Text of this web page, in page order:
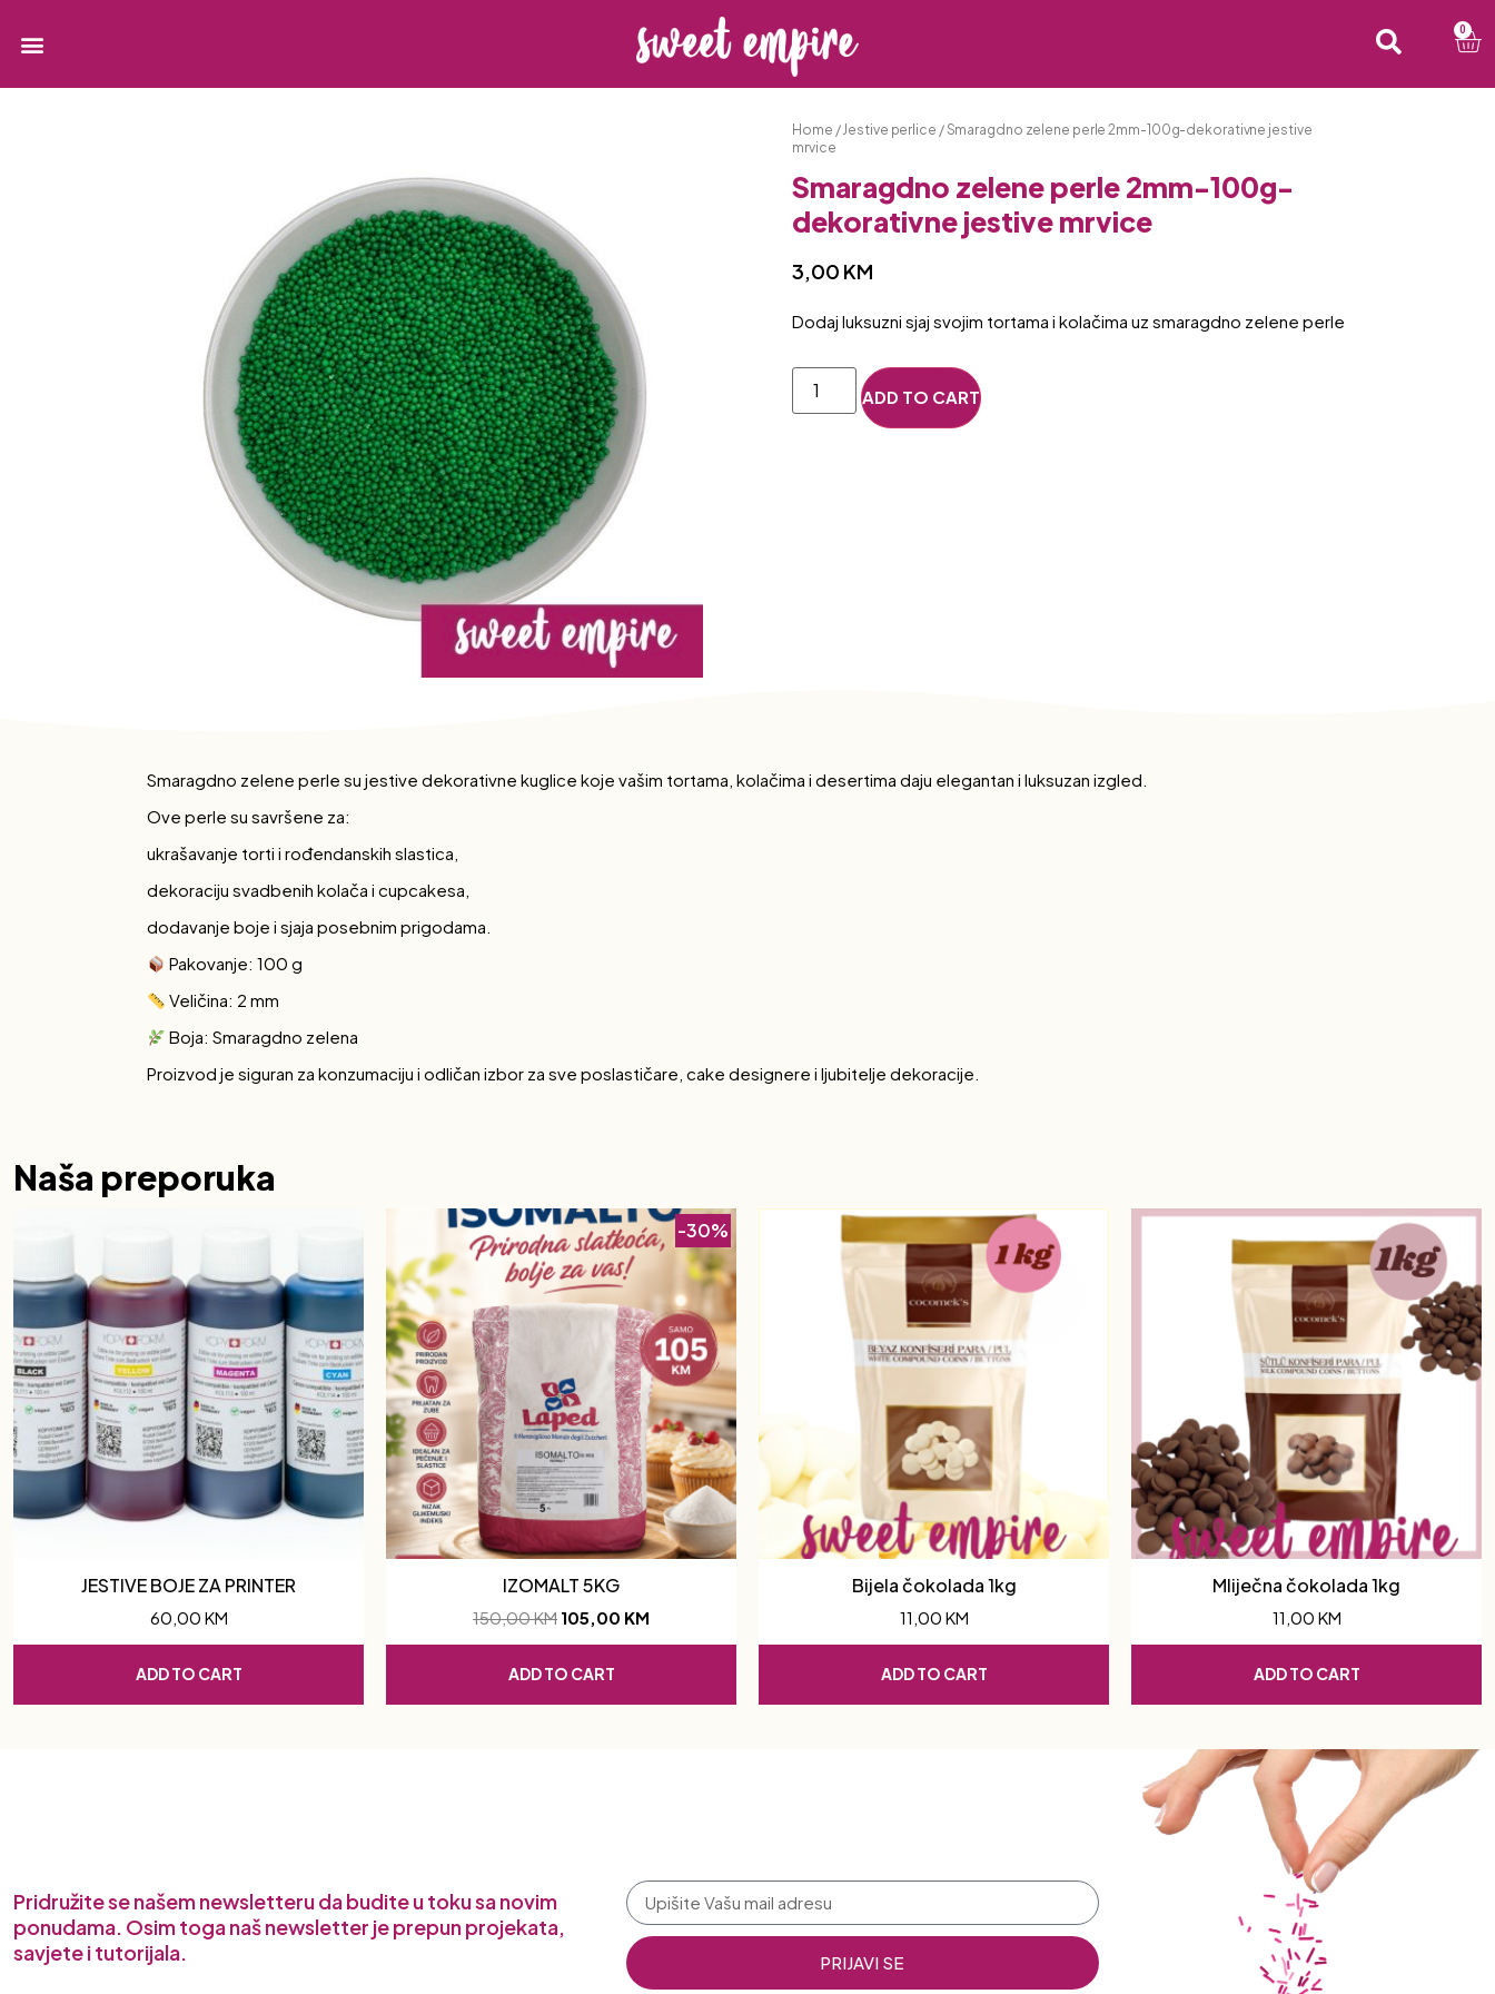
0
Home /Jestive perlice / Smaragdno zelene perle 2mm-100g-dekorativne jestive
mrvice
Smaragdno zelene perle 2mm-100g-
dekorativne jestive mrvice
3,00 KM
Dodaj luksuzni sjaj svojim tortama i kolačima uz smaragdno zelene perle
ADD TO CART
Smaragdno zelene perle su jestive dekorativne kuglice koje vašim tortama, kolačima i desertima daju elegantan i luksuzan izgled.
Ove perle su savršene za:
ukrašavanje torti i rođendanskih slastica,
dekoraciju svadbenih kolača i cupcakesa,
dodavanje boje i sjaja posebnim prigodama.
Pakovanje: 100 g
Veličina: 2 mm
Boja: Smaragdno zelena
Proizvod je siguran za konzumaciju i odličan izbor za sve poslastičare, cake designere i ljubitelje dekoracije.
Naša preporuka
JESTIVE BOJE ZA PRINTER
60,00 KM
ADD TO CART
-30%
IZOMALT 5KG
150,00KM 105,00 KM
ADD TO CART
Bijela čokolada 1kg
11,00 KM
ADD TO CART
Mliječna čokolada 1kg
11,00 KM
ADD TO CART
Pridružite se našem newsletteru da budite u toku sa novim
ponudama. Osim toga naš newsletter je prepun projekata,
savjete i tutorijala.
PRIJAVI SE